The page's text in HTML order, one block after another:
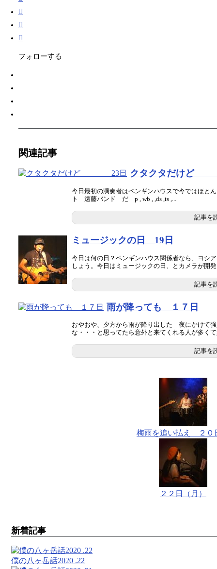
フォローする
関連記事
クタクタだけ
今日最初の演奏者はペンギンハウスで今ではほと
ト 遠藤バンド だ p , wb , ,ds ,ts ,...
記事を
ミュージックの日 19日
今日は何の日？ペンギンハウス関係者なら、ヨシ
しょう。今日はミュージックの日、とカメラが開
記事を
雨が降っても １７日
おやおや、夕方から雨が降り出した 夜にかけて
な・・・と思ってたら意外と来てくれる人が多く
記事を
梅雨を追い払え ２０
２２日（月）
新着記事
僕の八ヶ岳話2020 .22